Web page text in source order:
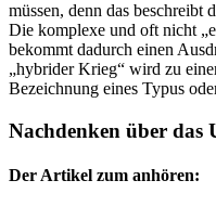
müssen, denn das beschreibt
Die komplexe und oft nicht
bekommt dadurch einen
„hybrider Krieg“ wird zu
Bezeichnung eines Typus
Nachdenken über das
Der Artikel zum anhören: